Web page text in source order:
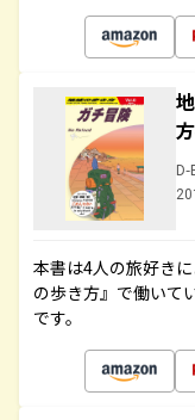
D-
本書は4人の旅好き
の歩き方』で働いて
です。